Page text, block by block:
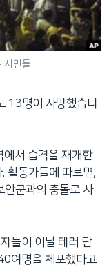
시민들
13명이 사망했습니
서 습격을 재개한
활동가들에 따르면,
안군과의 충돌로 사
들이 이날 테러 단
여명을 체포했다고